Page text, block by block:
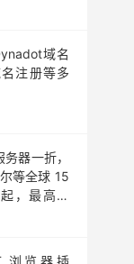
域名
注册等多
器一折，
等全球 15
，最高可